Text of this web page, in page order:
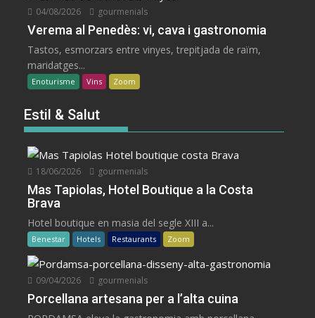
04/08/2026 gourmenials
Verema al Penedès: vi, cava i gastronomia
Tastos, esmorzars entre vinyes, trepitjada de raïm,
maridatges...
Enoturisme Vins Zoom
Estil & Salut
18/06/2026 gourmenials
Mas Tapiolas, Hotel Boutique a la Costa
Brava
Hotel boutique en masia del segle XIII a...
Benestar Hotels Restaurants Zoom
09/04/2026 gourmenials
Porcellana artesana per a l’alta cuina